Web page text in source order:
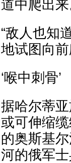
道中爬出来
“敌人也知
地试图向前
‘喉中刺骨’
据哈尔蒂
或可伸缩
的奥斯基
河的俄军士